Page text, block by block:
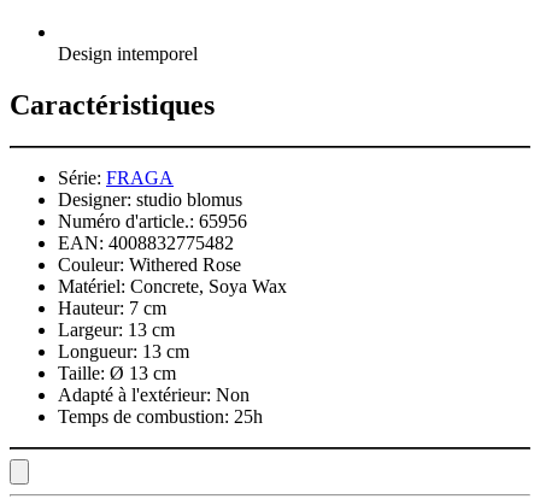
Design intemporel
Caractéristiques
Série: FRAGA
Designer: studio blomus
Numéro d'article.: 65956
EAN: 4008832775482
Couleur: Withered Rose
Matériel: Concrete, Soya Wax
Hauteur: 7 cm
Largeur: 13 cm
Longueur: 13 cm
Taille: Ø 13 cm
Adapté à l'extérieur: Non
Temps de combustion: 25h